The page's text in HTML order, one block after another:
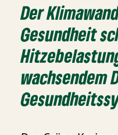
Der
Gesundheit
wachsendem